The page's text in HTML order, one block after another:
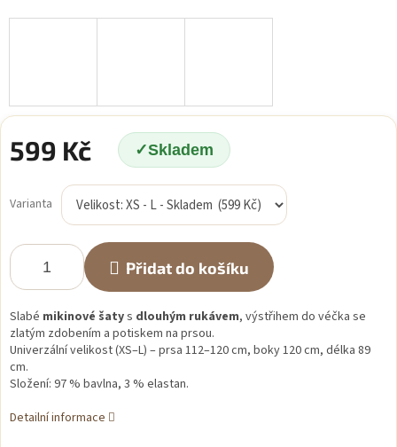
599 Kč Skladem
cena:
Varianta
Přidat do košíku
Slabé mikinové šatys dlouhým rukávem, výstřihem do véčka se
zlatým zdobením a potiskem na prsou.
Univerzální velikost (XS–L) – prsa 112–120 cm, boky 120 cm, délka 89
cm.
Složení: 97 % bavlna, 3 % elastan.
Detailní informace